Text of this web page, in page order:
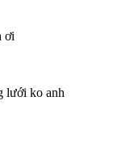
ơi
lưới ko anh